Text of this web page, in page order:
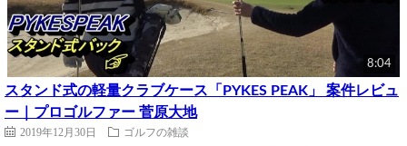
8:04
スタンド式の軽量クラブケース「PYKES PEAK」 案件レビュ
ー｜プロゴルファー 菅原大地
2019年12月30日 ゴルフの雑談